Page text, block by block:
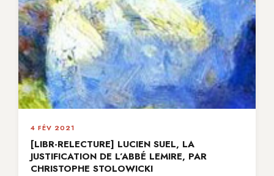
4 FÉV 2021
[LIBR-RELECTURE] LUCIEN SUEL, LA
JUSTIFICATION DE L’ABBÉ LEMIRE, PAR
CHRISTOPHE STOLOWICKI